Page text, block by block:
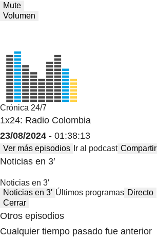
Mute
Volumen
Crónica 24/7
1x24: Radio Colombia
23/08/2024 - 01:38:13
Ver más episodios Ir al podcast Compartir
Noticias en 3′
Noticias en 3′
Noticias en 3′ Últimos programas Directo
Cerrar
Otros episodios
Cualquier tiempo pasado fue anterior